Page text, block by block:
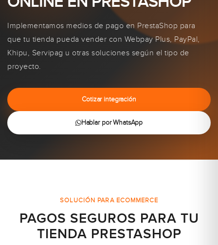
Implementamos medios de pago en PrestaShop para
que tu tienda pueda vender con Webpay Plus, PayPal,
Khipu, Servipag u otras soluciones según el tipo de
proyecto.
Cotizar integración
Hablar por WhatsApp
SOLUCIÓN PARA ECOMMERCE
PAGOS SEGUROS PARA TU
TIENDA PRESTASHOP